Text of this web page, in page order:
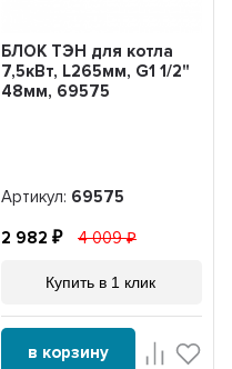
БЛОК ТЭН для котла
7,5кВт, L265мм, G1 1/2"
48мм, 69575
Артикул: 69575
2 982 4 009
Купить в 1 клик
в корзину